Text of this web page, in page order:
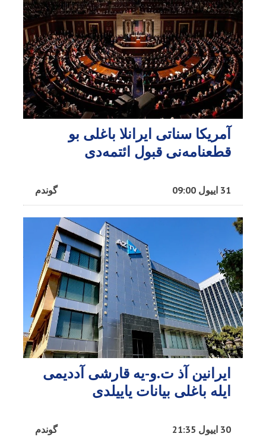
آمریکا سناتی ایرانلا باغلی بو
قطعنامه‌نی قبول ائتمه‌دی
گوندم 31 اییول 09:00
ایرانین آذ ت.و-یه قارشی آددیمی
ایله باغلی بیانات یاییلدی
گوندم 30 اییول 21:35